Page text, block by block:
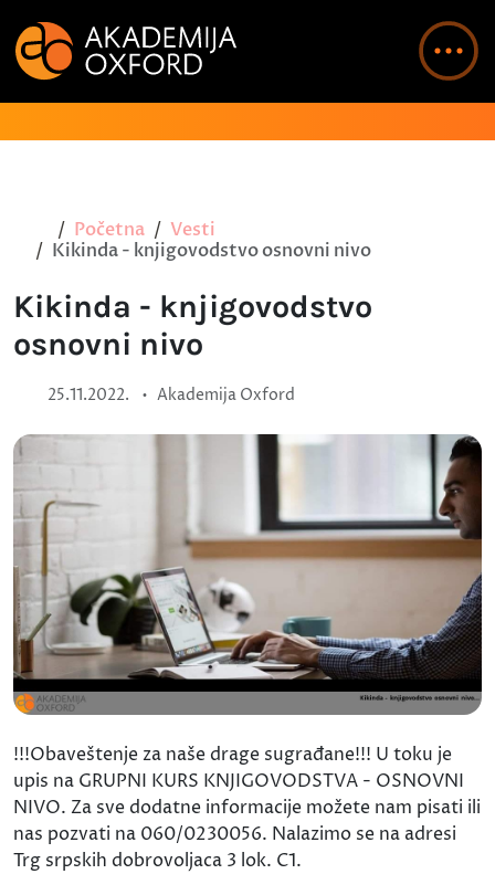
Početna
Vesti
Kikinda - knjigovodstvo osnovni nivo
Kikinda - knjigovodstvo
osnovni nivo
25.11.2022. • Akademija Oxford
!!!Obaveštenje za naše drage sugrađane!!! U toku je
upis na GRUPNI KURS KNJIGOVODSTVA - OSNOVNI
NIVO. Za sve dodatne informacije možete nam pisati ili
nas pozvati na 060/0230056. Nalazimo se na adresi
Trg srpskih dobrovoljaca 3 lok. C1.